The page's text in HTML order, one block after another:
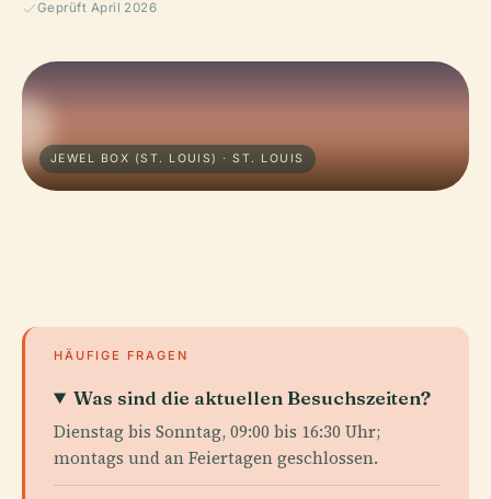
Geprüft April 2026
JEWEL BOX (ST. LOUIS) · ST. LOUIS
HÄUFIGE FRAGEN
Was sind die aktuellen Besuchszeiten?
Dienstag bis Sonntag, 09:00 bis 16:30 Uhr;
montags und an Feiertagen geschlossen.